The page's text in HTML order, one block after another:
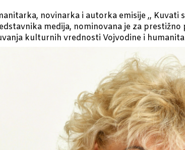
novinarka i autorka emisije ,,
medija, nominovana je za prestižno
kulturnih vrednosti Vojvodine i